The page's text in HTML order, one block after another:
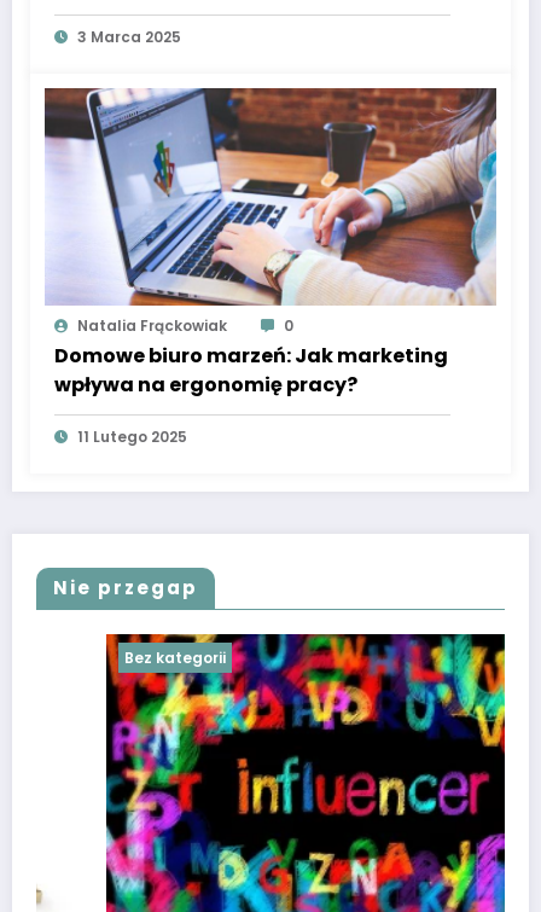
3 Marca 2025
Natalia Frąckowiak 0
Domowe biuro marzeń: Jak marketing
wpływa na ergonomię pracy?
11 Lutego 2025
Nie przegap
Bez kategorii